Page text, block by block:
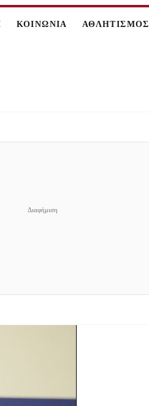
ΚΟΙΝΩΝΙΑ ΑΘΛΗΤΙΣΜΟΣ